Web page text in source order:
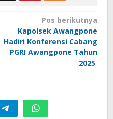
Pos berikutnya
Kapolsek Awangpone
Hadiri Konferensi Cabang
PGRI Awangpone Tahun
2025